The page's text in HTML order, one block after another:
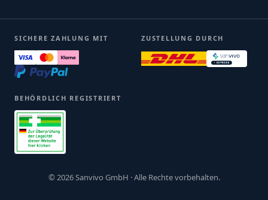
SICHERE ZAHLUNG MIT ZUSTELLUNG DURCH
BEHÖRDLICH REGISTRIERT
© 2026 Sanvivo GmbH · Alle Rechte vorbehalten.